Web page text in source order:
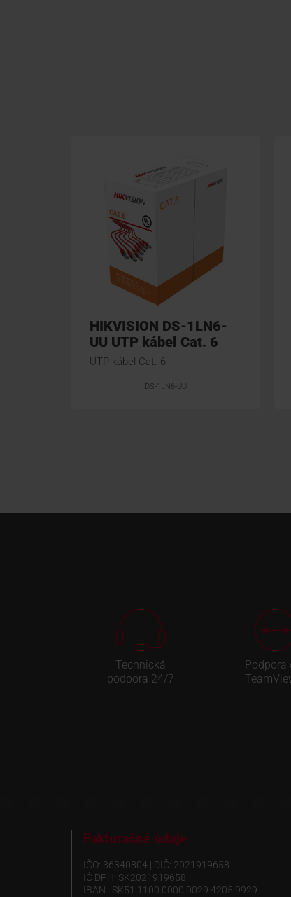
HIKVISION DS-1LN6-
UU UTP kábel Cat. 6
UTP kábel Cat. 6
DS-1LN6-UU
Technická
podpora 24/7
Podpora
Fakturačné údaje
IČO: 36340804 | DIČ: 2021919658
IČ DPH: SK2021919658
IBAN : SK51 1100 0000 0029 4205 9929